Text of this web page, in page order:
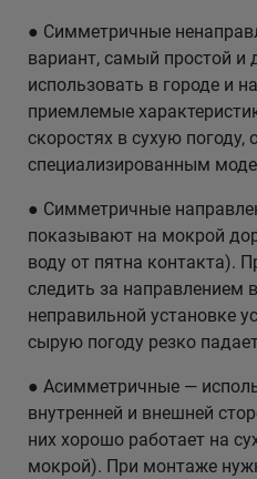
● Симметричные
вариант, самый простой
использовать в городе и
приемлемые
скоростях в сухую погоду,
специализированным
● Симметричные
показывают на мокрой
воду от пятна контакта).
следить за направлением
неправильной установке
сырую погоду резко
● Асимметричные —
внутренней и внешней
них хорошо работает на
мокрой). При монтаже